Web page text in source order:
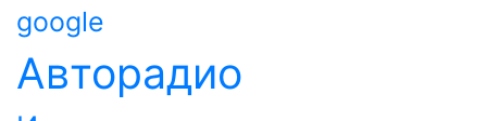
google
Авторадио